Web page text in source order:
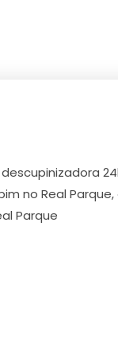
no Real
Parque